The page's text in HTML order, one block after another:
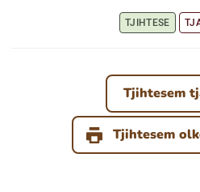
Arli (Romska)
Kelderash (Romska)
TJIHTESE
Tjihtesem
Tjihtesem